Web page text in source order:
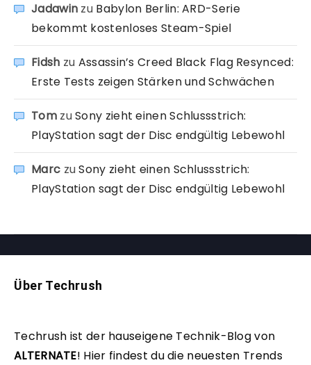
Jadawin zu Babylon Berlin: ARD-Serie
bekommt kostenloses Steam-Spiel
Fidsh zu Assassin’s Creed Black Flag Resynced:
Erste Tests zeigen Stärken und Schwächen
TomzuSony zieht einen Schlussstrich:
PlayStation sagt der Disc endgültig Lebewohl
Marc zuSony zieht einen Schlussstrich:
PlayStation sagt der Disc endgültig Lebewohl
Über Techrush
Techrush ist der hauseigene Technik-Blog von
ALTERNATE! Hier findest du die neuesten Trends